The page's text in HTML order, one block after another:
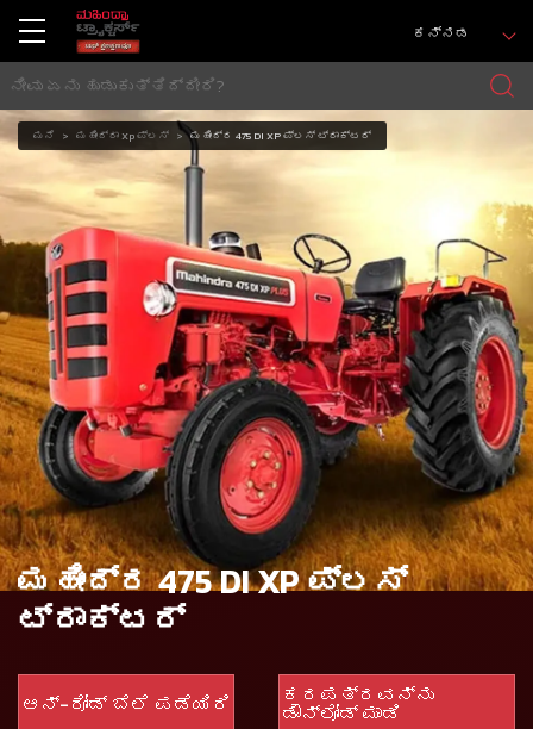
ಕನ್ನಡ
ಮನೆ ಮಹೀಂದ್ರಾ Xp ಪ್ಲಸ್ ಮಹೀಂದ್ರ 475 DI XP ಪ್ಲಸ್ ಟ್ರಾಕ್ಟರ್
ಮಹೀಂದ್ರ 475 DI XP ಪ್ಲಸ್
ಟ್ರಾಕ್ಟರ್
ಆನ್-ರೋಡ್ ಬೆಲೆ ಪಡೆಯಿರಿ ಕರಪತ್ರವನ್ನು
ಡೌನ್‌ಲೋಡ್ ಮಾಡಿ